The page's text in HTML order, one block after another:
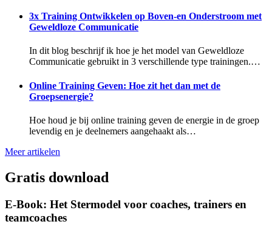
3x Training Ontwikkelen op Boven-en Onderstroom met
Geweldloze Communicatie
In dit blog beschrijf ik hoe je het model van Geweldloze
Communicatie gebruikt in 3 verschillende type trainingen.…
Online Training Geven: Hoe zit het dan met de
Groepsenergie?
Hoe houd je bij online training geven de energie in de groep
levendig en je deelnemers aangehaakt als…
Meer artikelen
Gratis download
E-Book: Het Stermodel voor coaches, trainers en
teamcoaches